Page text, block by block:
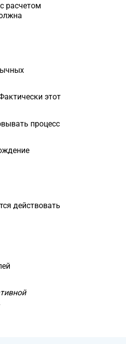
расчетом
этот
процесс
действовать